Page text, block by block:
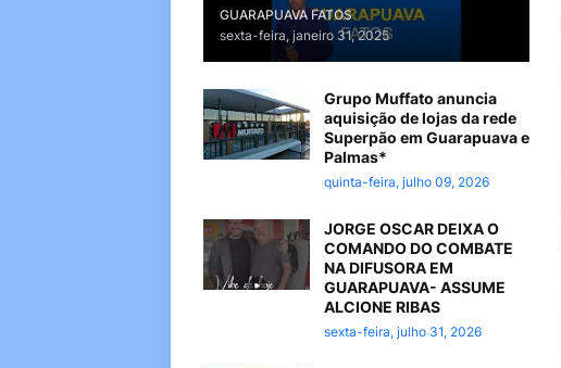
GUARAPUAVA FATOS
sexta-feira, janeiro 31, 2025
Grupo Muffato anuncia
aquisição de lojas da rede
Superpão em Guarapuava e
Palmas*
quinta-feira, julho 09, 2026
JORGE OSCAR DEIXA O
COMANDO DO COMBATE
NA DIFUSORA EM
GUARAPUAVA- ASSUME
ALCIONE RIBAS
sexta-feira, julho 31, 2026